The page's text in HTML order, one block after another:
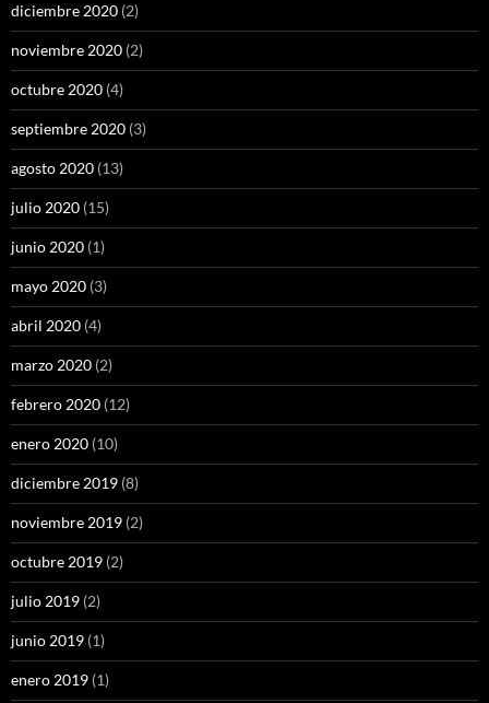
diciembre 2020 (2)
noviembre 2020 (2)
octubre 2020 (4)
septiembre 2020 (3)
agosto 2020 (13)
julio 2020 (15)
junio 2020 (1)
mayo 2020 (3)
abril 2020 (4)
marzo 2020 (2)
febrero 2020 (12)
enero 2020 (10)
diciembre 2019 (8)
noviembre 2019 (2)
octubre 2019 (2)
julio 2019 (2)
junio 2019 (1)
enero 2019 (1)